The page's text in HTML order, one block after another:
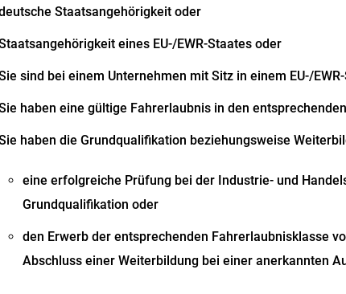
Staatsangehörigkeit oder
eines EU-/EWR-Staates oder
sind bei einem Unternehmen mit Sitz in einem EU-/
haben eine gültige Fahrerlaubnis in den
haben die Grundqualifikation beziehungsweise
eine erfolgreiche Prüfung bei der Industrie- und
Grundqualifikation oder
den Erwerb der entsprechenden Fahrerlaubnisklasse
Abschluss einer Weiterbildung bei einer anerkannten